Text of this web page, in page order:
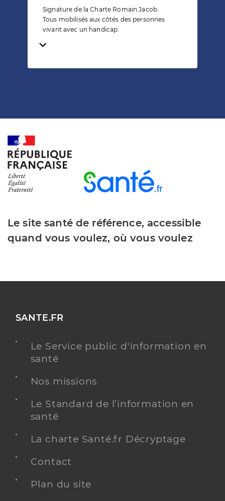
Signature de la Charte Romain Jacob.
Tous mobilisés aux côtés des personnes
vivant avec un handicap.
Temps de lecture
Le site santé de référence, accessible
quand vous voulez, où vous voulez
SANTE.FR
Le Service public d'information en
santé
Nos missions
Le Standard de l’information en
santé
La charte Santé.fr Décryptage
Contact
Plan du site